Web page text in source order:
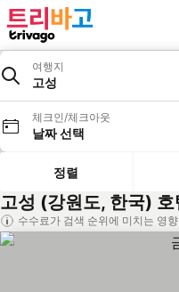
여행지
고성
체크인/체크아웃
날짜 선택
정렬
고성 (강원도, 한국) 호
수수료가 검색 순위에 미치는 영향